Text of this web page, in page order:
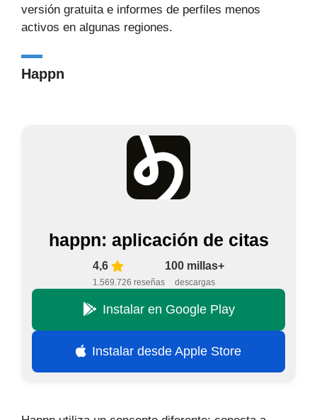
versión gratuita e informes de perfiles menos
activos en algunas regiones.
Happn
happn: aplicación de citas
4,6
1.569.726 reseñas
100 millas+
descargas
Instalar en Google Play
Instalar desde Apple Store